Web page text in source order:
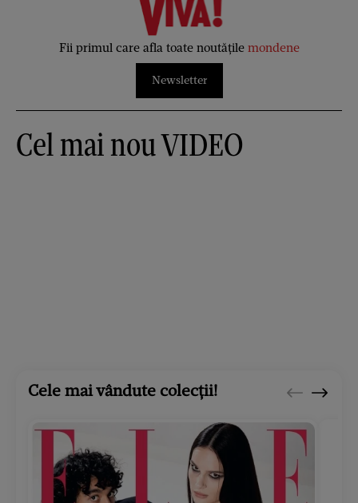
Fii primul care afla toate noutățile mondene
Newsletter
Cel mai nou VIDEO
Cele mai vândute colecții!